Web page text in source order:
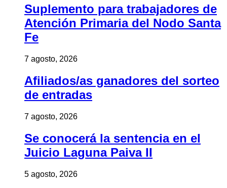
Suplemento para trabajadores de
Atención Primaria del Nodo Santa
Fe
7 agosto, 2026
Afiliados/as ganadores del sorteo
de entradas
7 agosto, 2026
Se conocerá la sentencia en el
Juicio Laguna Paiva II
5 agosto, 2026